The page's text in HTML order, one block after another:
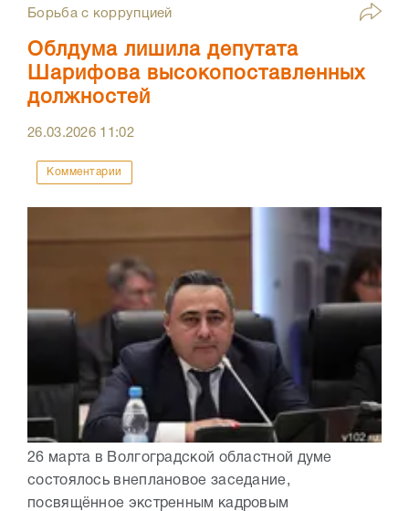
Борьба с коррупцией
Облдума лишила депутата
Шарифова высокопоставленных
должностей
26.03.2026 11:02
Комментарии
26 марта в Волгоградской областной думе
состоялось внеплановое заседание,
посвящённое экстренным кадровым